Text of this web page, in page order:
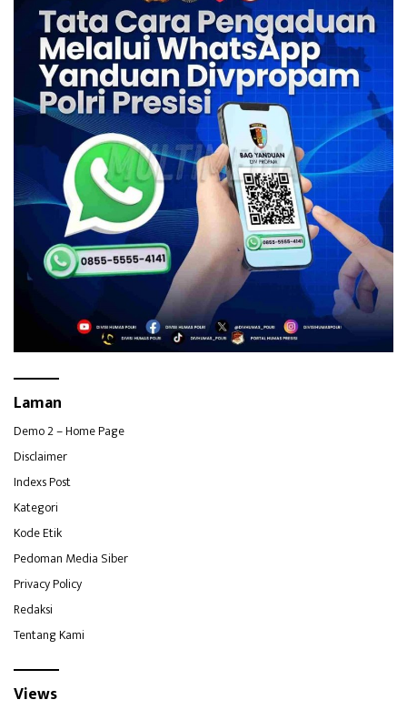
Laman
Demo 2 – Home Page
Disclaimer
Indexs Post
Kategori
Kode Etik
Pedoman Media Siber
Privacy Policy
Redaksi
Tentang Kami
Views